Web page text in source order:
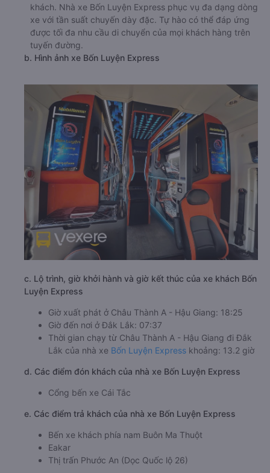
khách. Nhà xe Bốn Luyện Express phục vụ đa dạng dòng
xe với tần suất chuyến dày đặc. Tự hào có thể đáp ứng
được tối đa nhu cầu di chuyển của mọi khách hàng trên
tuyến đường.
b. Hình ảnh xe Bốn Luyện Express
c. Lộ trình, giờ khởi hành và giờ kết thúc của xe khách Bốn
Luyện Express
Giờ xuất phát ở Châu Thành A - Hậu Giang: 18:25
Giờ đến nơi ở Đắk Lắk: 07:37
Thời gian chạy từ Châu Thành A - Hậu Giang đi Đắk
Lắk của nhà xe Bốn Luyện Express khoảng: 13.2 giờ
d. Các điểm đón khách của nhà xe Bốn Luyện Express
Cổng bến xe Cái Tắc
e. Các điểm trả khách của nhà xe Bốn Luyện Express
Bến xe khách phía nam Buôn Ma Thuột
Eakar
Thị trấn Phước An (Dọc Quốc lộ 26)